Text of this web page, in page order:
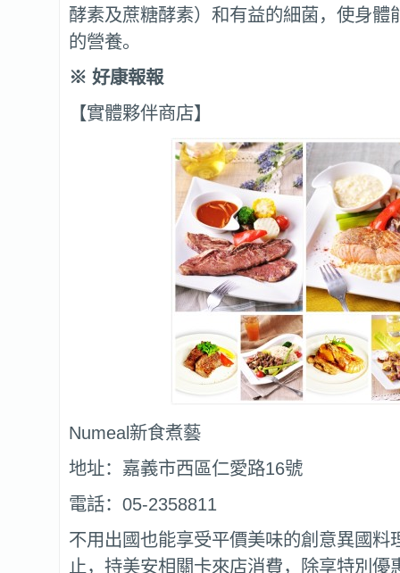
酵素及蔗糖酵素）和有益的細菌，使身體
的營養。
※ 好康報報
【實體夥伴商店】
Numeal新食煮藝
地址：嘉義市西區仁愛路16號
電話：05-2358811
不用出國也能享受平價美味的創意異國料
止，持美安相關卡來店消費，除享特別優